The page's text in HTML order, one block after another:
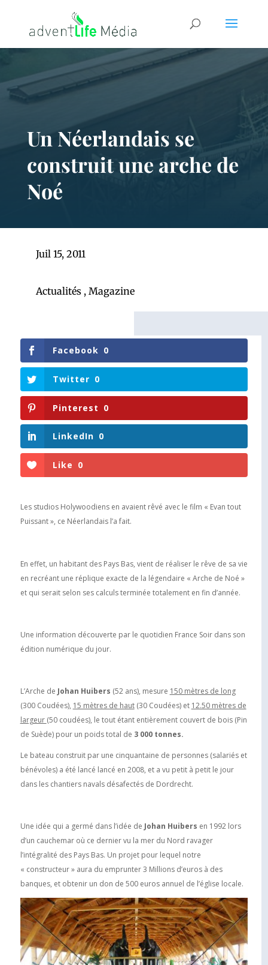
Un Néerlandais se
construit une arche de
Noé
Juil 15, 2011
Actualités, Magazine
Facebook 0
Twitter 0
Pinterest 0
LinkedIn 0
Like 0
Les studios Holywoodiens en avaient rêvé avec le film « Evan tout
Puissant », ce Néerlandais l’a fait.
En effet, un habitant des Pays Bas, vient de réaliser le rêve de sa vie
en recréant une réplique exacte de la légendaire « Arche de Noé »
et qui serait selon ses calculs terminée totalement en fin d’année.
Une information découverte par le quotidien France Soir dans son
édition numérique du jour.
L’Arche de Johan Huibers (52 ans), mesure 150 mètres de long
(300 Coudées), 15 mètres de haut(30 Coudées) et 12.50 mètres de
largeur (50 coudées), le tout étant entièrement couvert de bois (Pin
de Suède) pour un poids total de 3 000 tonnes.
Le bateau construit par une cinquantaine de personnes (salariés et
bénévoles) a été lancé lancé en 2008, et a vu petit à petit le jour
dans les chantiers navals désafectés de Dordrecht.
Une idée qui a germé dans l’idée de Johan Huibers en 1992 lors
d’un cauchemar où ce dernier vu la mer du Nord ravager
l’intégralité des Pays Bas. Un projet pour lequel notre
« constructeur » aura du emprunter 3 Millions d’euros à des
banques, et obtenir un don de 500 euros annuel de l’église locale.